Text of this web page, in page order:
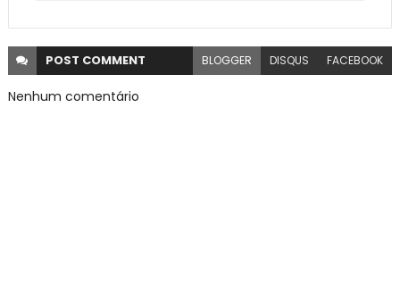
POST COMMENT BLOGGER DISQUS FACEBOOK
Nenhum comentário